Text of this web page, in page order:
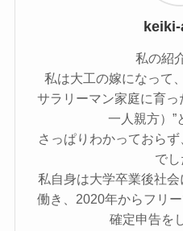
私の紹
私は大工の嫁になって
サラリーマン家庭に育っ
一人親方）”
さっぱりわかっておら
でし
私自身は大学卒業後社
働き、2020年からフリ
確定申告を